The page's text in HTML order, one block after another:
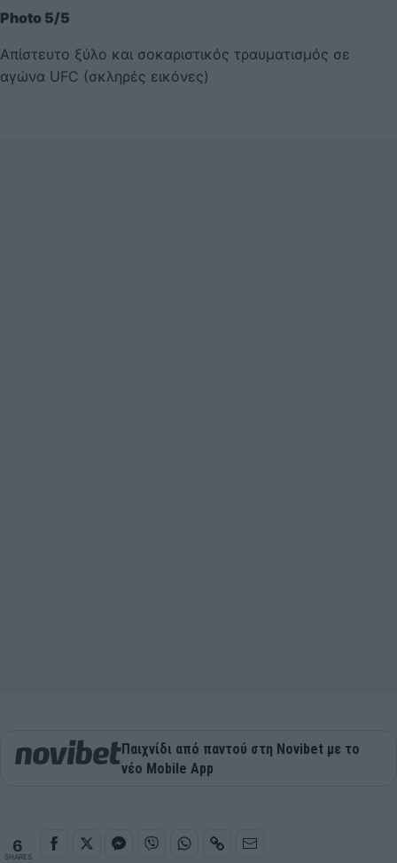
Photo 5/5
Απίστευτο ξύλο και σοκαριστικός τραυματισμός σε
αγώνα UFC (σκληρές εικόνες)
Παιχνίδι από παντού στη Novibet με το
νέο Mobile App
6
SHARES